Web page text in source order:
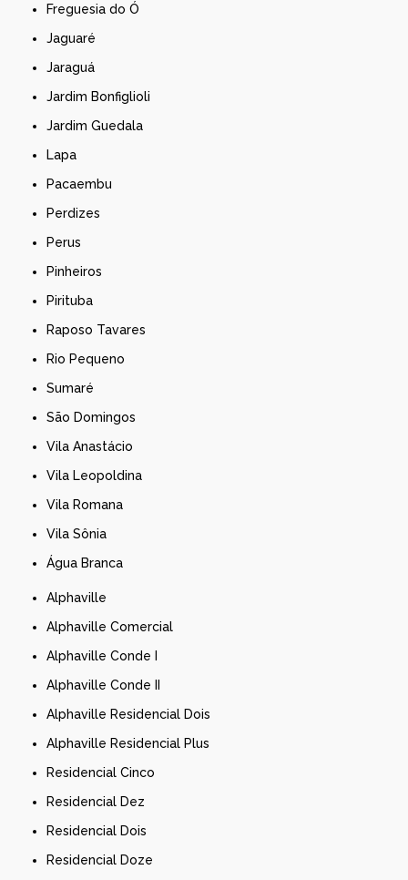
Freguesia do Ó
Jaguaré
Jaraguá
Jardim Bonfiglioli
Jardim Guedala
Lapa
Pacaembu
Perdizes
Perus
Pinheiros
Pirituba
Raposo Tavares
Rio Pequeno
Sumaré
São Domingos
Vila Anastácio
Vila Leopoldina
Vila Romana
Vila Sônia
Água Branca
Alphaville
Alphaville Comercial
Alphaville Conde I
Alphaville Conde II
Alphaville Residencial Dois
Alphaville Residencial Plus
Residencial Cinco
Residencial Dez
Residencial Dois
Residencial Doze